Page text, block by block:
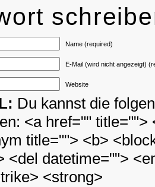
Name (required)
E-Mail (wird nicht angezeigt)
Website
Du kannst die
<a href="" title="">
title=""> <b>
<del datetime="">
<strong>